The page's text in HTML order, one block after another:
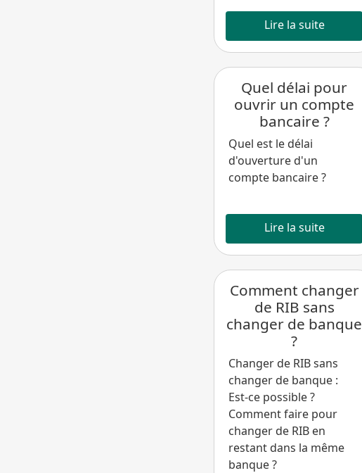
Lire la suite
Quel délai pour
ouvrir un compte
bancaire ?
Quel est le délai
d'ouverture d'un
compte bancaire ?
Lire la suite
Comment changer
de RIB sans
changer de banque
?
Changer de RIB sans
changer de banque :
Est-ce possible ?
Comment faire pour
changer de RIB en
restant dans la même
banque ?